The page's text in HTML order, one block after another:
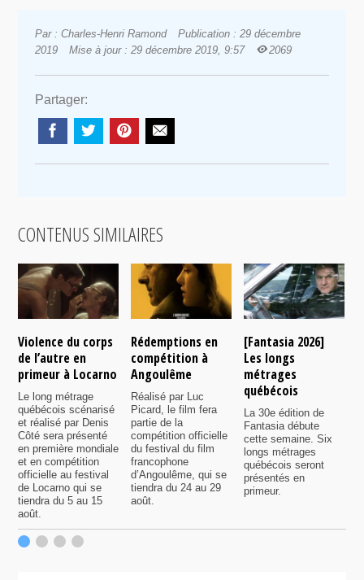
Par : Charles-Henri Ramond
Publication : 29 décembre
2019
Mise à jour : 29 décembre 2019, 9:57 2069
Partager:
CONTENUS SIMILAIRES
Violence du corps
de l’autre en
primeur à Locarno
Le long métrage
québécois scénarisé
et réalisé par Denis
Côté sera présenté
en première mondiale
et en compétition
officielle au festival
de Locarno qui se
tiendra du 5 au 15
août.
Rédemptions en
compétition à
Angoulême
Réalisé par Luc
Picard, le film fera
partie de la
compétition officielle
du festival du film
francophone
d’Angoulême, qui se
tiendra du 24 au 29
août.
[Fantasia 2026]
Les longs
métrages
québécois
La 30e édition de
Fantasia débute
cette semaine. Six
longs métrages
québécois seront
présentés en
primeur.